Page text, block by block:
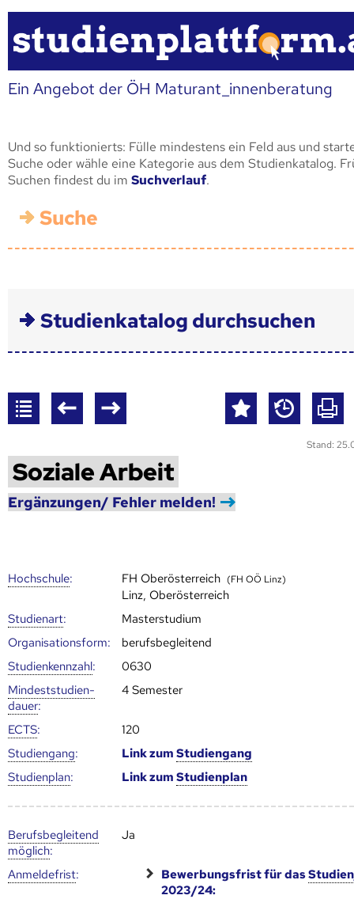
Ein Angebot der ÖH Maturant_innenberatung
Und so funktionierts: Fülle mindestens ein Feld aus und
Suche oder wähle eine Kategorie aus dem Studienkatalog.
Suchen findest du im Suchverlauf.
Suche
Studienkatalog durchsuchen
Stand:
Soziale Arbeit
Ergänzungen/ Fehler melden!
Hoch­schule: FH Oberösterreich (FH OÖ Linz)
Linz, Oberösterreich
Studienart:
Masterstudium
Organisationsform:
berufsbegleitend
Studien­kenn­zahl:
0630
Mindest­studien­
dauer:
4 Semester
ECTS:
120
Studien­gang: Link zumStudien­gang
Studien­plan: Link zumStudien­plan
Berufs­begleitend
möglich:
Ja
Anmelde­frist: Bewerbungsfrist für das
2023/24: